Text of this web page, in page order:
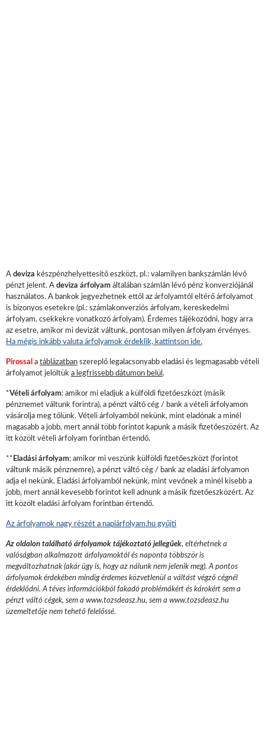
A deviza készpénzhelyettesítő eszközt, pl.: valamilyen bankszámlán lévő
pénzt jelent. A deviza árfolyam általában számlán lévő pénz konverziójánál
használatos. A bankok jegyezhetnek ettől az árfolyamtól eltérő árfolyamot
is bizonyos esetekre (pl.: számlakonverziós árfolyam, kereskedelmi
árfolyam, csekkekre vonatkozó árfolyam). Érdemes tájékozódni, hogy arra
az esetre, amikor mi devizát váltunk, pontosan milyen árfolyam érvényes.
Ha mégis inkább valuta árfolyamok érdeklik, kattintson ide.
Pirossal a táblázatban szereplő legalacsonyabb eladási és legmagasabb vételi
árfolyamot jelöltük a legfrissebb dátumon belül .
*Vételi árfolyam: amikor mi eladjuk a külföldi fizetőeszközt (másik
pénznemet váltunk forintra), a pénzt váltó cég / bank a vételi árfolyamon
vásárolja meg tőlünk. Vételi árfolyamból nekünk, mint eladónak a minél
magasabb a jobb, mert annál több forintot kapunk a másik fizetőeszözért. Az
itt közölt vételi árfolyam forintban értendő.
** Eladási árfolyam: amikor mi veszünk külföldi fizetőeszközt (forintot
váltunk másik pénznemre), a pénzt váltó cég / bank az eladási árfolyamon
adja el nekünk. Eladási árfolyamból nekünk, mint vevőnek a minél kisebb a
jobb, mert annál kevesebb forintot kell adnunk a másik fizetőeszközért. Az
itt közölt eladási árfolyam forintban értendő.
Az árfolyamok nagy részét a napiárfolyam.hu gyűjti
Az oldalon található árfolyamok tájékoztató jellegűek, eltérhetnek a
valóságban alkalmazott árfolyamoktól és naponta többször is
megváltozhatnak (akár úgy is, hogy az nálunk nem jelenik meg). A pontos
árfolyamok érdekében mindig érdemes közvetlenül a váltást végző cégnél
érdeklődni. A téves információkból fakadó problémákért és károkért sem a
pénzt váltó cégek, sem a www.tozsdeasz.hu, sem a www.tozsdeasz.hu
üzemeltetője nem tehető felelőssé.